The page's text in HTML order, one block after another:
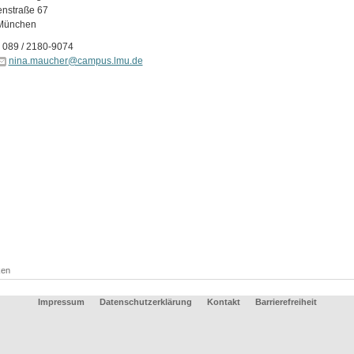
67
089 / 2180-9074
nina.maucher@campus.lmu.de
Impressum Datenschutzerklärung Kontakt Barrierefreiheit